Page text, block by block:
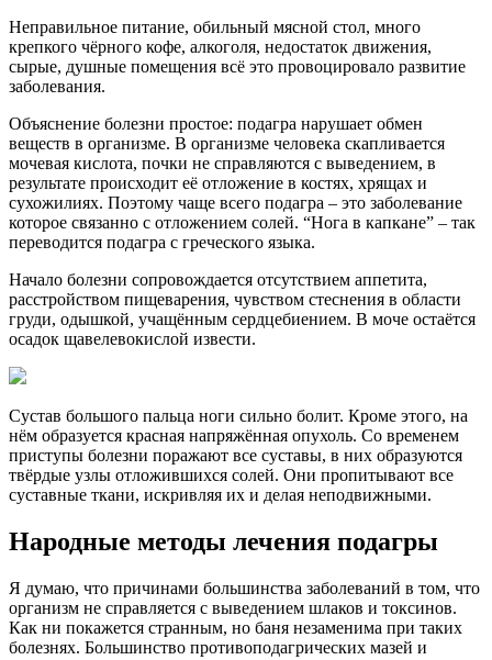
Неправильное питание, обильный мясной стол, много
крепкого чёрного кофе, алкоголя, недостаток движения,
сырые, душные помещения всё это провоцировало развитие
заболевания.
Объяснение болезни простое: подагра нарушает обмен
веществ в организме. В организме человека скапливается
мочевая кислота, почки не справляются с выведением, в
результате происходит её отложение в костях, хрящах и
сухожилиях. Поэтому чаще всего подагра – это заболевание
которое связанно с отложением солей. “Нога в капкане” – так
переводится подагра с греческого языка.
Начало болезни сопровождается отсутствием аппетита,
расстройством пищеварения, чувством стеснения в области
груди, одышкой, учащённым сердцебиением. В моче остаётся
осадок щавелевокислой извести.
Сустав большого пальца ноги сильно болит. Кроме этого, на
нём образуется красная напряжённая опухоль. Со временем
приступы болезни поражают все суставы, в них образуются
твёрдые узлы отложившихся солей. Они пропитывают все
суставные ткани, искривляя их и делая неподвижными.
Народные методы лечения подагры
Я думаю, что причинами большинства заболеваний в том, что
организм не справляется с выведением шлаков и токсинов.
Как ни покажется странным, но баня незаменима при таких
болезнях. Большинство противоподагрических мазей и